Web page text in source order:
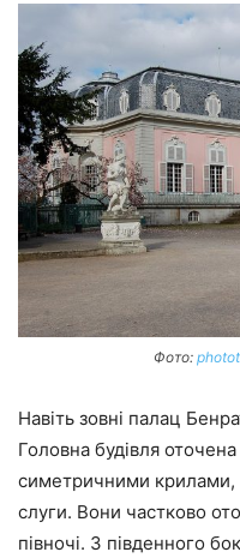
Фото:
Навіть зовні палац
Головна будівля
симетричними крилами,
слуги. Вони частково
півночі. З південного